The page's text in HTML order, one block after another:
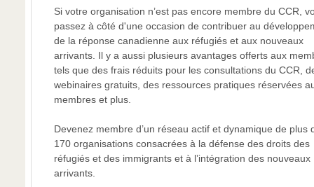
Si votre organisation n’est pas encore membre du CCR,
passez à côté d'une occasion de contribuer au
de la réponse canadienne aux réfugiés et aux nouveaux
arrivants. Il y a aussi plusieurs avantages offerts aux
tels que des frais réduits pour les consultations du CCR,
webinaires gratuits, des ressources pratiques réservées
membres et plus.
Devenez membre d’un réseau actif et dynamique de plus
170 organisations consacrées à la défense des droits des
réfugiés et des immigrants et à l’intégration des nouveaux
arrivants.